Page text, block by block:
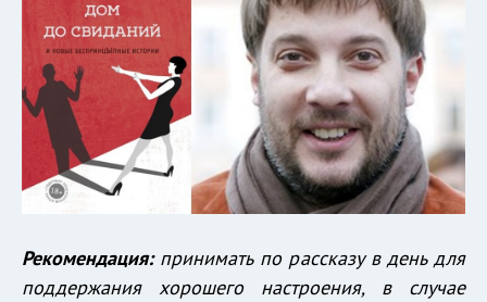
Рекомендация:принимать по рассказу в день для
поддержания хорошего настроения, в случае